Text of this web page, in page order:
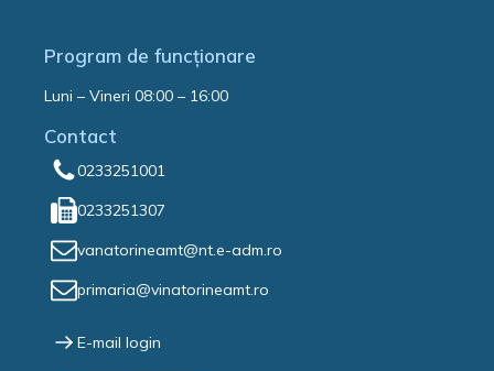
Program de funcționare
Luni – Vineri 08:00 – 16:00
Contact
0233251001
0233251307
vanatorineamt@nt.e-adm.ro
primaria@vinatorineamt.ro
E-mail login